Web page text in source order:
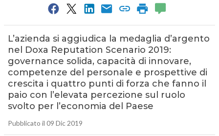
L’azienda si aggiudica la medaglia d’argento
nel Doxa Reputation Scenario 2019:
governance solida, capacità di innovare,
competenze del personale e prospettive di
crescita i quattro punti di forza che fanno il
paio con l’elevata percezione sul ruolo
svolto per l’economia del Paese
Pubblicato il 09 Dic 2019